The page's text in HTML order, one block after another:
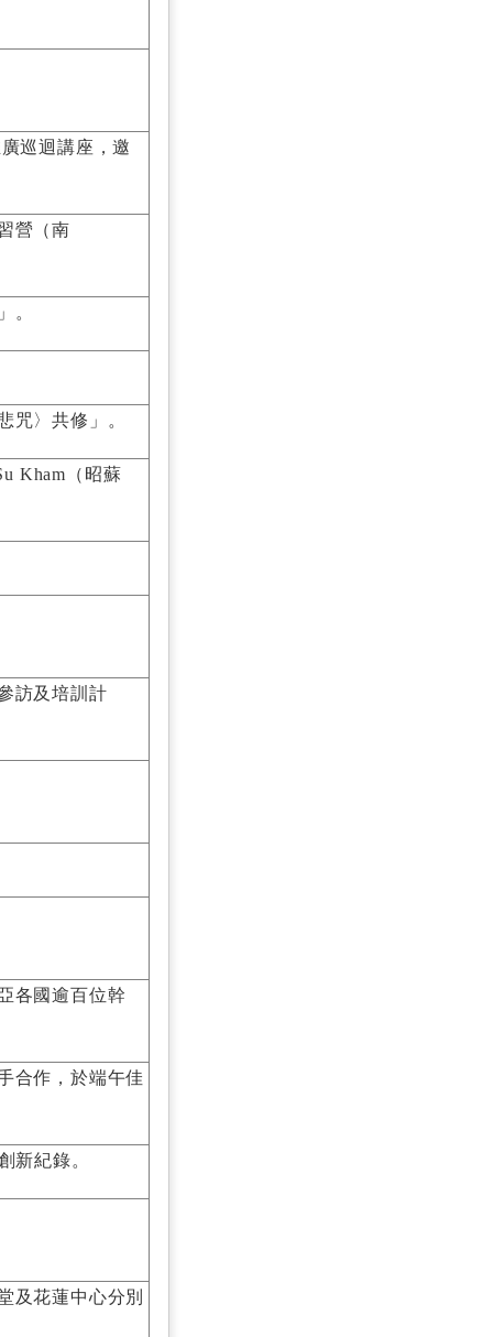
巡迴講座，邀
營（南
。
咒〉共修」。
Kham（昭蘇
訪及培訓計
各國逾百位幹
合作，於端午佳
新紀錄。
及花蓮中心分別